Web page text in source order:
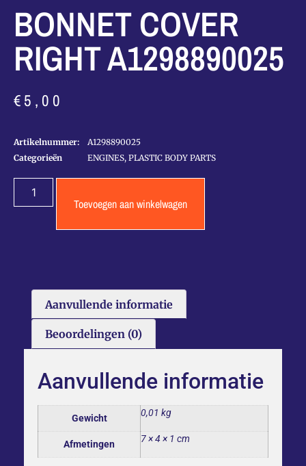
BONNET COVER
RIGHT A1298890025
€5,00
Artikelnummer:
A1298890025
Categorieën
ENGINES, PLASTIC BODY PARTS
Toevoegen aan winkelwagen
Aanvullende informatie
Beoordelingen (0)
Aanvullende informatie
Gewicht 0,01 kg
Afmetingen 7 × 4 × 1 cm